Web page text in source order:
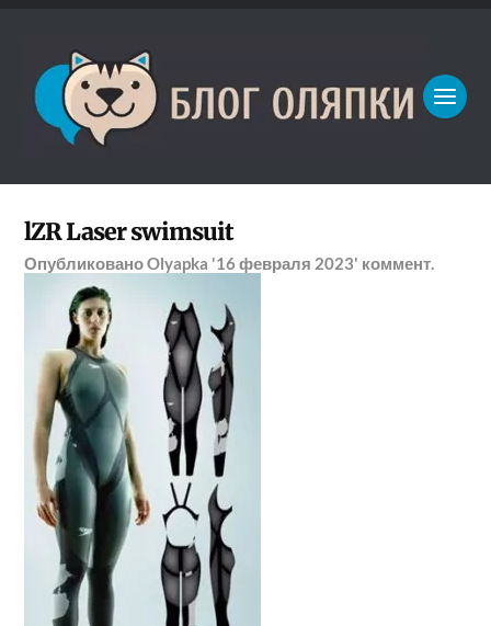
lZR Laser swimsuit
ОпубликованоOlyapka '16 февраля 2023' коммент.